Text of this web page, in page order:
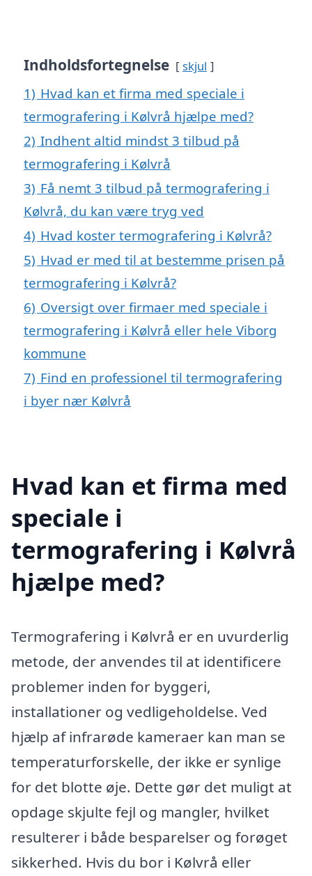
Indholdsfortegnelse skjul
1) Hvad kan et firma med speciale i
termografering i Kølvrå hjælpe med?
2) Indhent altid mindst 3 tilbud på
termografering i Kølvrå
3) Få nemt 3 tilbud på termografering i
Kølvrå, du kan være tryg ved
4) Hvad koster termografering i Kølvrå?
5) Hvad er med til at bestemme prisen på
termografering i Kølvrå?
6) Oversigt over firmaer med speciale i
termografering i Kølvrå eller hele Viborg
kommune
7) Find en professionel til termografering
i byer nær Kølvrå
Hvad kan et firma med
speciale i
termografering i Kølvrå
hjælpe med?
Termografering i Kølvrå er en uvurderlig
metode, der anvendes til at identificere
problemer inden for byggeri,
installationer og vedligeholdelse. Ved
hjælp af infrarøde kameraer kan man se
temperaturforskelle, der ikke er synlige
for det blotte øje. Dette gør det muligt at
opdage skjulte fejl og mangler, hvilket
resulterer i både besparelser og forøget
sikkerhed. Hvis du bor i Kølvrå eller